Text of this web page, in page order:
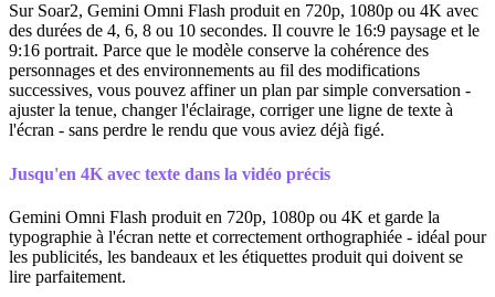
Sur Soar2, Gemini Omni Flash produit en 720p, 1080p ou 4K avec
des durées de 4, 6, 8 ou 10 secondes. Il couvre le 16:9 paysage et le
9:16 portrait. Parce que le modèle conserve la cohérence des
personnages et des environnements au fil des modifications
successives, vous pouvez affiner un plan par simple conversation -
ajuster la tenue, changer l'éclairage, corriger une ligne de texte à
l'écran - sans perdre le rendu que vous aviez déjà figé.
Jusqu'en 4K avec texte dans la vidéo précis
Gemini Omni Flash produit en 720p, 1080p ou 4K et garde la
typographie à l'écran nette et correctement orthographiée - idéal pour
les publicités, les bandeaux et les étiquettes produit qui doivent se
lire parfaitement.